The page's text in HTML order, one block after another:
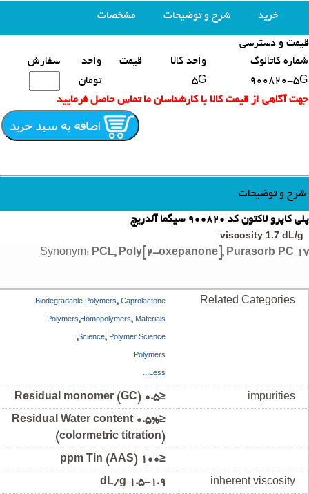
خرید شرح و توضیحات مشخصات
محصولات مشابه
قیمت و دسترسی
شماره کاتالوگ
واحد کالا قیمت واحد
سفارش
900820-5G
5G
تومان
جهت آگاهی از قیمت کالا با کارشناسان ما تماس حاصل فرمایید
شرح و توضیحات
پلی کاپرو لاکتون کد 900820 سیگما آلدریچ
viscosity 1.7 dL/g
Synonym: PCL, Poly[2-oxepanone], Purasorb PC 17
Related Categories
Biodegradable Polymers, Caprolactone
Polymers,Homopolymers, Materials
Science, Polymer Science
,
Polymers
Less...
impurities
≤0.5 Residual monomer (GC)
≤0.5% Residual Water content
(colormetric titration)
≤100 ppm Tin (AAS)
inherent viscosity
1.5-1.9 dL/g